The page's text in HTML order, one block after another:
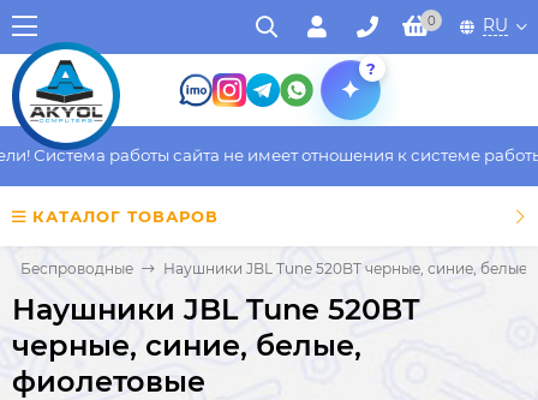
0 RU
?
Система работы сайта не имеет отношения к системе работы
КАТАЛОГ ТОВАРОВ
Беспроводные Наушники JBL Tune 520BT черные, синие, белые,
Наушники JBL Tune 520BT
черные, синие, белые,
фиолетовые